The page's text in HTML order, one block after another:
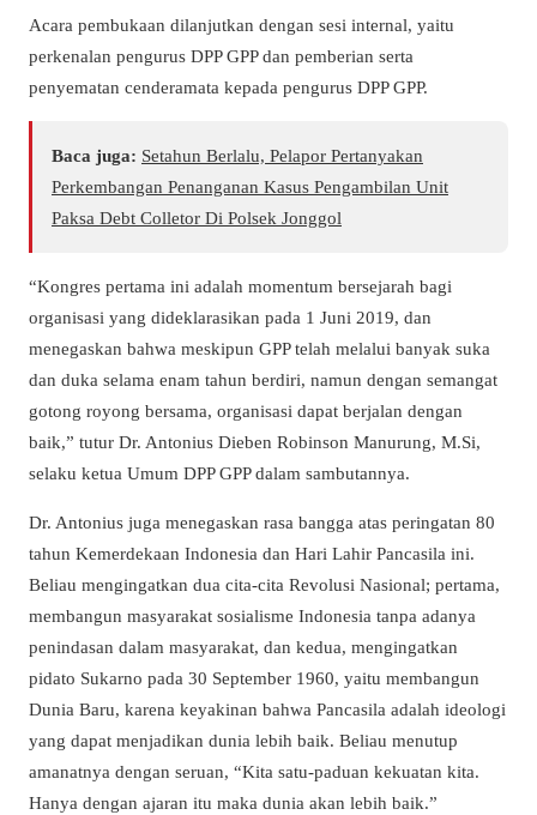
Acara pembukaan dilanjutkan dengan sesi internal, yaitu
perkenalan pengurus DPP GPP dan pemberian serta
penyematan cenderamata kepada pengurus DPP GPP.
Baca juga: Setahun Berlalu, Pelapor Pertanyakan
Perkembangan Penanganan Kasus Pengambilan Unit
Paksa Debt Colletor Di Polsek Jonggol
“Kongres pertama ini adalah momentum bersejarah bagi
organisasi yang dideklarasikan pada 1 Juni 2019, dan
menegaskan bahwa meskipun GPP telah melalui banyak suka
dan duka selama enam tahun berdiri, namun dengan semangat
gotong royong bersama, organisasi dapat berjalan dengan
baik,” tutur Dr. Antonius Dieben Robinson Manurung, M.Si,
selaku ketua Umum DPP GPP dalam sambutannya.
Dr. Antonius juga menegaskan rasa bangga atas peringatan 80
tahun Kemerdekaan Indonesia dan Hari Lahir Pancasila ini.
Beliau mengingatkan dua cita-cita Revolusi Nasional; pertama,
membangun masyarakat sosialisme Indonesia tanpa adanya
penindasan dalam masyarakat, dan kedua, mengingatkan
pidato Sukarno pada 30 September 1960, yaitu membangun
Dunia Baru, karena keyakinan bahwa Pancasila adalah ideologi
yang dapat menjadikan dunia lebih baik. Beliau menutup
amanatnya dengan seruan, “Kita satu-paduan kekuatan kita.
Hanya dengan ajaran itu maka dunia akan lebih baik.”